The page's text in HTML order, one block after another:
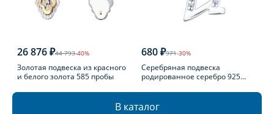
26 876 ₽44 793-40%
Золотая подвеска из красного
и белого золота 585 пробы
680 ₽971-30%
Серебряная подвеска
родированное серебро 925
В каталог